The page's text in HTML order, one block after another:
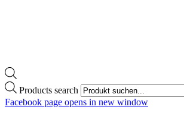
Products search
Facebook page opens in new window